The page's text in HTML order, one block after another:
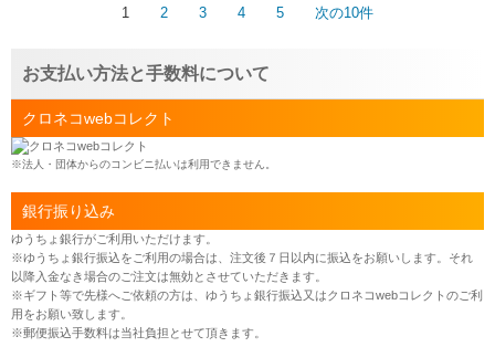
1 2 3 4 5 次の10件
お支払い方法と手数料について
クロネコwebコレクト
※法人・団体からのコンビニ払いは利用できません。
銀行振り込み
ゆうちょ銀行がご利用いただけます。
※ゆうちょ銀行振込をご利用の場合は、注文後７日以内に振込をお願いします。それ
以降入金なき場合のご注文は無効とさせていただきます。
※ギフト等で先様へご依頼の方は、ゆうちょ銀行振込又はクロネコwebコレクトのご利
用をお願い致します。
※郵便振込手数料は当社負担とせて頂きます。